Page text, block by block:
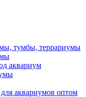
тумбы, террариумы
аквариум
аквариумов оптом